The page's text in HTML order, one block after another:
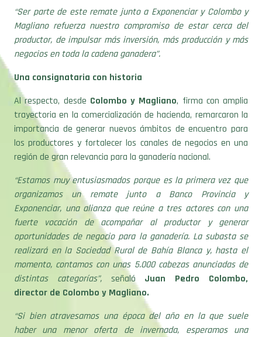
“Ser parte de este remate junto a Exponenciar y Colombo y
Magliano refuerza nuestro compromiso de estar cerca del
productor, de impulsar más inversión, más producción y más
negocios en toda la cadena ganadera”.
Una consignataria con historia
Al respecto, desde Colombo y Magliano, firma con amplia
trayectoria en la comercialización de hacienda, remarcaron la
importancia de generar nuevos ámbitos de encuentro para
los productores y fortalecer los canales de negocios en una
región de gran relevancia para la ganadería nacional.
“Estamos muy entusiasmados porque es la primera vez que
organizamos un remate junto a Banco Provincia y
Exponenciar, una alianza que reúne a tres actores con una
fuerte vocación de acompañar al productor y generar
oportunidades de negocio para la ganadería. La subasta se
realizará en la Sociedad Rural de Bahía Blanca y, hasta el
momento, contamos con unas 5.000 cabezas anunciadas de
distintas categorías”,señaló Juan Pedro Colombo,
director de Colombo y Magliano.
“Si bien atravesamos una época del año en la que suele
haber una menor oferta de invernada, esperamos una